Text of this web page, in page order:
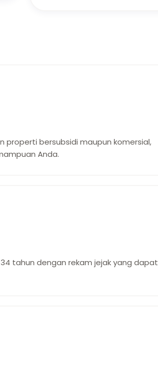
properti bersubsidi maupun komersial,
Anda.
tahun dengan rekam jejak yang dapat